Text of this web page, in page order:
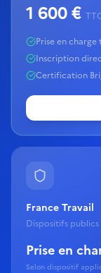
1 600 €
Prise en
Inscription
Certification
France Travail
Dispositifs
Prise en
Selon dispositif